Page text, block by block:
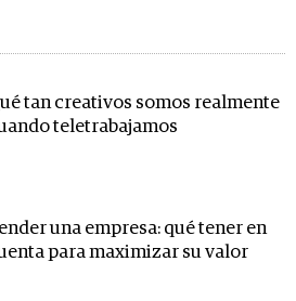
tan creativos somos realmente
teletrabajamos
una empresa: qué tener en
para maximizar su valor